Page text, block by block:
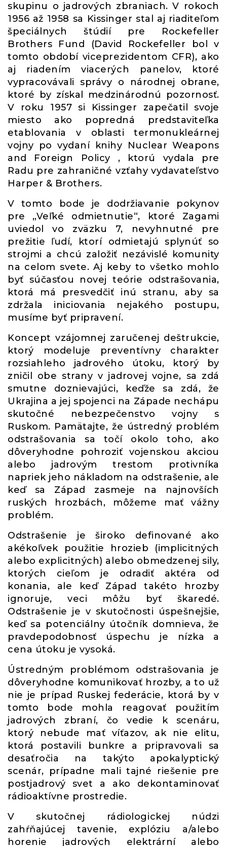
skupinu o jadrových zbraniach. V rokoch
1956 až 1958 sa Kissinger stal aj riaditeľom
špeciálnych štúdií pre Rockefeller
Brothers Fund (David Rockefeller bol v
tomto období viceprezidentom CFR), ako
aj riadením viacerých panelov, ktoré
vypracovávali správy o národnej obrane,
ktoré by získal medzinárodnú pozornosť.
V roku 1957 si Kissinger zapečatil svoje
miesto ako popredná predstaviteľka
etablovania v oblasti termonukleárnej
vojny po vydaní knihy Nuclear Weapons
and Foreign Policy , ktorú vydala pre
Radu pre zahraničné vzťahy vydavateľstvo
Harper & Brothers.
V tomto bode je dodržiavanie pokynov
pre „Veľké odmietnutie“, ktoré Zagami
uviedol vo zväzku 7, nevyhnutné pre
prežitie ľudí, ktorí odmietajú splynúť so
strojmi a chcú založiť nezávislé komunity
na celom svete. Aj keby to všetko mohlo
byť súčasťou novej teórie odstrašovania,
ktorá má presvedčiť inú stranu, aby sa
zdržala iniciovania nejakého postupu,
musíme byť pripravení.
Koncept vzájomnej zaručenej deštrukcie,
ktorý modeluje preventívny charakter
rozsiahleho jadrového útoku, ktorý by
zničil obe strany v jadrovej vojne, sa zdá
smutne doznievajúci, keďže sa zdá, že
Ukrajina a jej spojenci na Západe nechápu
skutočné nebezpečenstvo vojny s
Ruskom. Pamätajte, že ústredný problém
odstrašovania sa točí okolo toho, ako
dôveryhodne pohroziť vojenskou akciou
alebo jadrovým trestom protivníka
napriek jeho nákladom na odstrašenie, ale
keď sa Západ zasmeje na najnovších
ruských hrozbách, môžeme mať vážny
problém.
Odstrašenie je široko definované ako
akékoľvek použitie hrozieb (implicitných
alebo explicitných) alebo obmedzenej sily,
ktorých cieľom je odradiť aktéra od
konania, ale keď Západ takéto hrozby
ignoruje, veci môžu byť škaredé.
Odstrašenie je v skutočnosti úspešnejšie,
keď sa potenciálny útočník domnieva, že
pravdepodobnosť úspechu je nízka a
cena útoku je vysoká.
Ústredným problémom odstrašovania je
dôveryhodne komunikovať hrozby, a to už
nie je prípad Ruskej federácie, ktorá by v
tomto bode mohla reagovať použitím
jadrových zbraní, čo vedie k scenáru,
ktorý nebude mať víťazov, ak nie elitu,
ktorá postavili bunkre a pripravovali sa
desaťročia na takýto apokalyptický
scenár, prípadne mali tajné riešenie pre
postjadrový svet a ako dekontaminovať
rádioaktívne prostredie.
V skutočnej rádiologickej núdzi
zahŕňajúcej tavenie, explóziu a/alebo
horenie jadrových elektrární alebo